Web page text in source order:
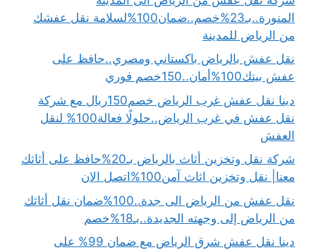
المنورة..بـ23%خصم..ضمان100%لسلامة نقل عفشك
من الرياض للمدينة
نقل عفش بالرياض باكستاني ومصري..حافظ على
عفش بيتك100%أمان..150خصم فوري
دينا نقل عفش غرب الرياض خصم150ريال مع شركة
نقل عفش في غرب الرياض..حلولًا فعالة100% لنقل
العفش
شركة نقل وتخزين أثاث بالرياض بـ20%حافظ على أثاثك
معنا| نقل وتخزين اثاث آمن100%اتصل الان
نقل عفش من الرياض الى جدة..100%ضمان نقل أثاثك
من الرياض إلى وجهته الجديدة..بـ18%خصم
دينا نقل عفش شرق الرياض مع ضمان 99% على